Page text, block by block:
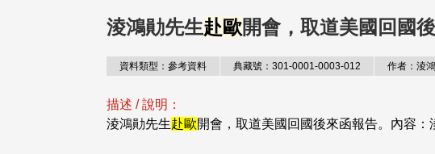
淩鴻勛先生赴歐開會，取道美國回國
資料類型：參考資料 典藏號：301-0001-0003-012 作者：淩
描述 / 說明：
淩鴻勛先生赴歐開會，取道美國回國後來函報告。內容